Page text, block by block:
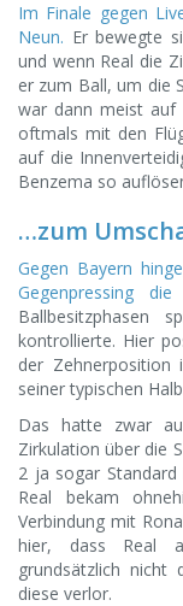
Im Finale gegen
Neun. Er bewegte
und wenn Real die
er zum Ball, um die
war dann meist auf
oftmals mit den
auf die
Benzema so
…zum
Gegen Bayern
Gegenpressing die
Ballbesitzphasen
kontrollierte. Hier
der Zehnerposition
seiner typischen
Das hatte zwar
Zirkulation über die
2 ja sogar
Real bekam
Verbindung mit
hier, dass Real
grundsätzlich nicht
diese verlor.